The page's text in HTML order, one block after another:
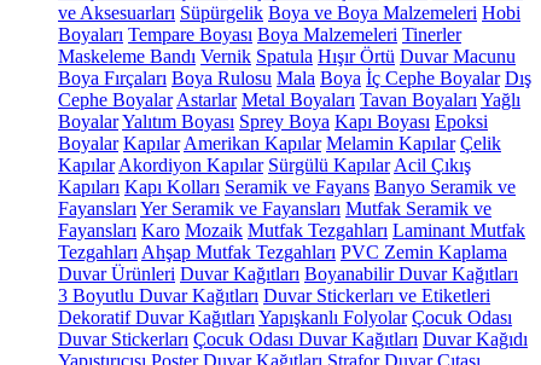
ve Aksesuarları Süpürgelik Boya ve Boya Malzemeleri Hobi
Boyaları Tempare Boyası Boya Malzemeleri Tinerler
Maskeleme Bandı Vernik Spatula Hışır Örtü Duvar Macunu
Boya Fırçaları Boya Rulosu Mala Boya İç Cephe Boyalar Dış
Cephe Boyalar Astarlar Metal Boyaları Tavan Boyaları Yağlı
BoyalarYalıtım Boyası Sprey Boya Kapı Boyası Epoksi
Boyalar Kapılar Amerikan Kapılar Melamin Kapılar Çelik
Kapılar Akordiyon Kapılar Sürgülü Kapılar Acil Çıkış
Kapıları Kapı Kolları Seramik ve Fayans Banyo Seramik ve
Fayansları Yer Seramik ve Fayansları Mutfak Seramik ve
Fayansları Karo Mozaik Mutfak Tezgahları Laminant Mutfak
Tezgahları Ahşap Mutfak Tezgahları PVC Zemin Kaplama
Duvar Ürünleri Duvar Kağıtları Boyanabilir Duvar Kağıtları
3 Boyutlu Duvar Kağıtları Duvar Stickerları ve Etiketleri
Dekoratif Duvar Kağıtları Yapışkanlı Folyolar Çocuk Odası
Duvar Stickerları Çocuk Odası Duvar Kağıtları Duvar Kağıdı
Yapıştırıcısı Poster Duvar Kağıtları Strafor Duvar Çıtası